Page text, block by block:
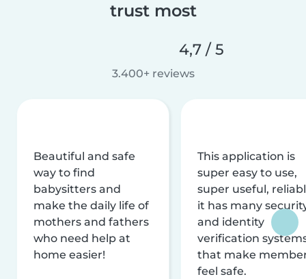
trust most
4,7 / 5
3.400+ reviews
Beautiful and safe
way to find
babysitters and
make the daily life of
mothers and fathers
who need help at
home easier!
This application is
super easy to use,
super useful,
it has many
and identity
verification
that make
feel safe.